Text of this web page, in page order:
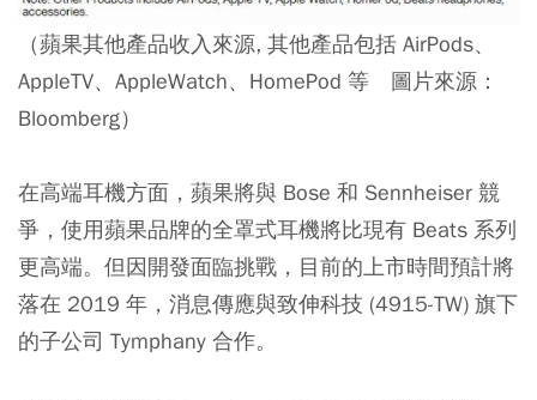
（蘋果其他產品收入來源, 其他產品包括 AirPods、
AppleTV、AppleWatch、HomePod 等 圖片來源：
Bloomberg）
在高端耳機方面，蘋果將與 Bose 和 Sennheiser 競
爭，使用蘋果品牌的全罩式耳機將比現有 Beats 系列
更高端。但因開發面臨挑戰，目前的上市時間預計將
落在 2019 年，消息傳應與致伸科技 (4915-TW) 旗下
的子公司 Tymphany 合作。